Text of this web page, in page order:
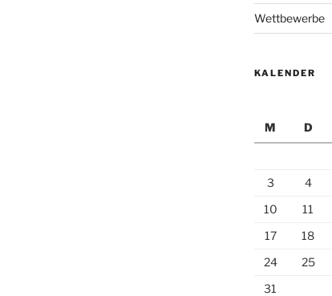
Wettbewerbe
KALENDER
M
D
3
4
10
11
17
18
24
25
31